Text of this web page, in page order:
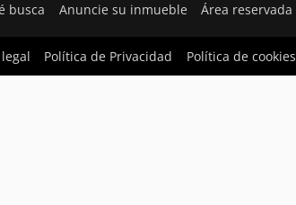
busca Anuncie su inmueble Área reservada
Política de Privacidad Política de cookies